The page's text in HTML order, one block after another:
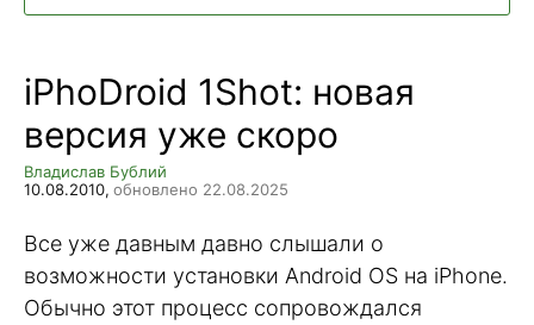
iPhoDroid 1Shot: новая
версия уже скоро
Владислав Бублий
10.08.2010, обновлено 22.08.2025
Все уже давным давно слышали о
возможности установки Android OS на iPhone.
Обычно этот процесс сопровождался